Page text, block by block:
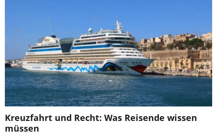
Kreuzfahrt und Recht: Was Reisende wissen
müssen